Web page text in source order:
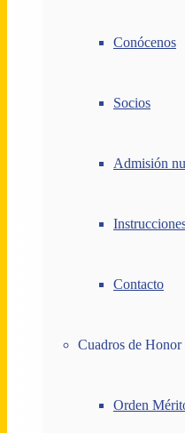
Conócenos
Socios
Admisión
Contacto
Cuadros de Honor
Orden